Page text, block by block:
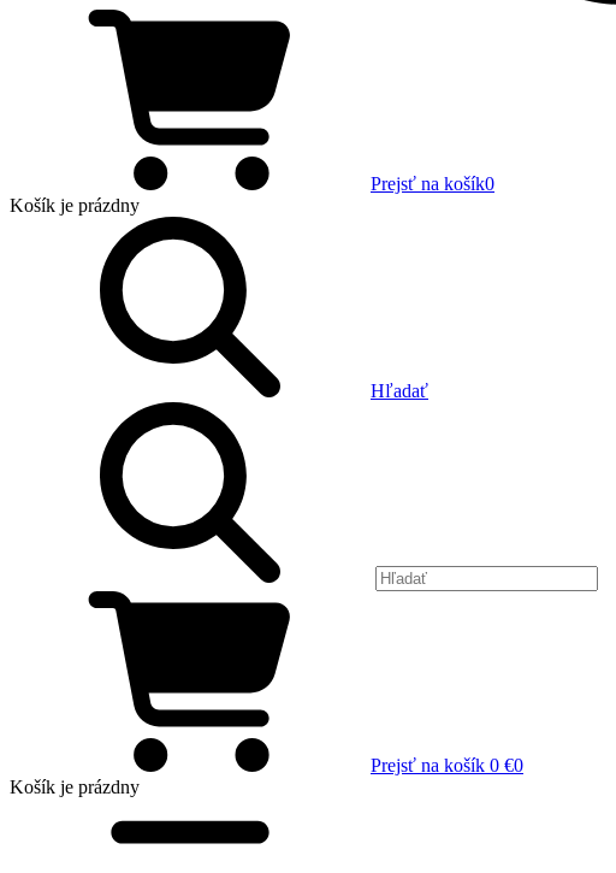
Prejsť na košík0
Košík je prázdny
Hľadať
Prejsť na košík 0 €0
Košík je prázdny